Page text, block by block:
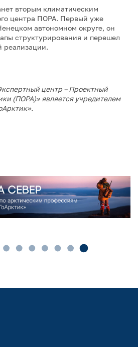
вторым климатическим
центра ПОРА. Первый уже
автономном округе, он
структурирования и перешел
реализации.
центр – Проектный
(ПОРА)» является учредителем